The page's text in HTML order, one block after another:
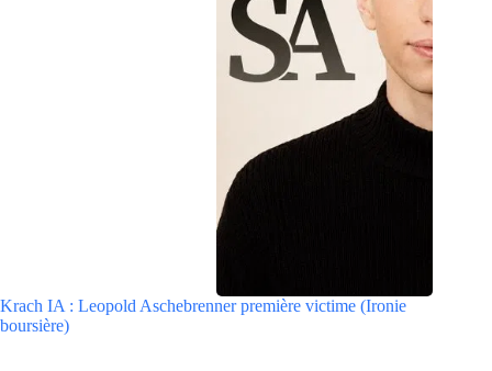
Krach IA : Leopold Aschebrenner première victime (Ironie
boursière)